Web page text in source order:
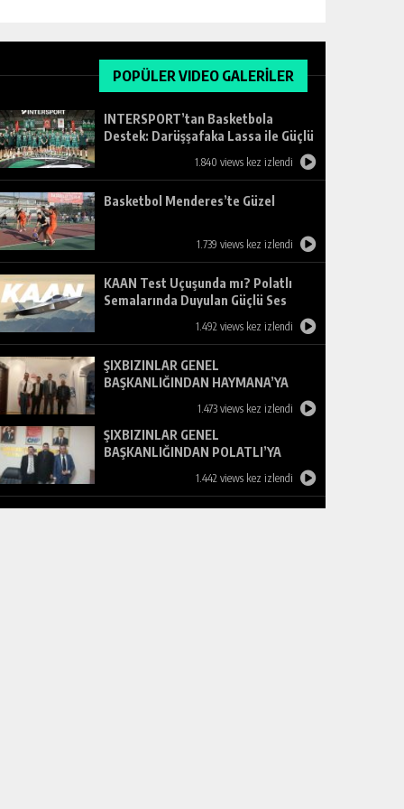
POPÜLER VIDEO GALERİLER
INTERSPORT’tan Basketbola
Destek: Darüşşafaka Lassa ile Güçlü
1.840 views kez izlendi
Basketbol Menderes’te Güzel
1.739 views kez izlendi
KAAN Test Uçuşunda mı? Polatlı
Semalarında Duyulan Güçlü Ses
1.492 views kez izlendi
ŞIXBIZINLAR GENEL
BAŞKANLIĞINDAN HAYMANA’YA
1.473 views kez izlendi
ŞIXBIZINLAR GENEL
BAŞKANLIĞINDAN POLATLI’YA
1.442 views kez izlendi